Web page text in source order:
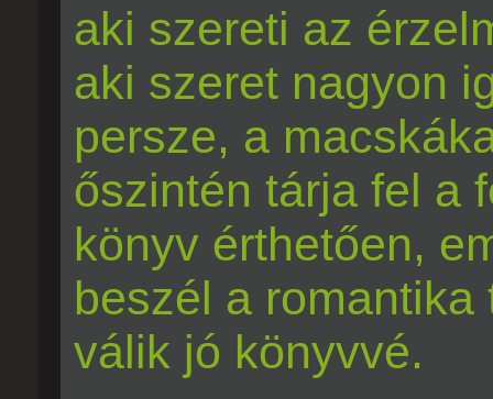
aki szereti az
aki szeret nagyon
persze, a
őszintén tárja fel a
könyv érthetően,
beszél a
válik jó könyvvé.